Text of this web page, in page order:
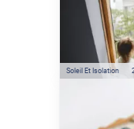
Soleil Et Isolation
Film
sont